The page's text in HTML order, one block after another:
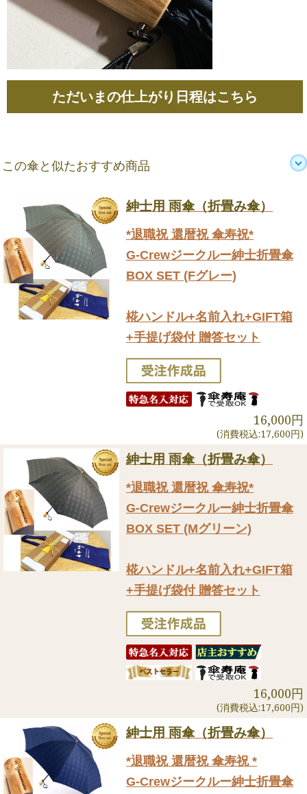
ただいまの仕上がり日程はこちら
この傘と似たおすすめ商品
紳士用 雨傘（折畳み傘）
*退職祝 還暦祝 傘寿祝*
G-Crewジークルー紳士折畳傘
BOX SET (Fグレー)
椛ハンドル+名前入れ+GIFT箱
+手提げ袋付 贈答セット
16,000円
(消費税込:17,600円)
紳士用 雨傘（折畳み傘）
*退職祝 還暦祝 傘寿祝*
G-Crewジークルー紳士折畳傘
BOX SET (Mグリーン)
椛ハンドル+名前入れ+GIFT箱
+手提げ袋付 贈答セット
16,000円
(消費税込:17,600円)
紳士用 雨傘（折畳み傘）
*退職祝 還暦祝 傘寿祝 *
G-Crewジークルー紳士折畳傘